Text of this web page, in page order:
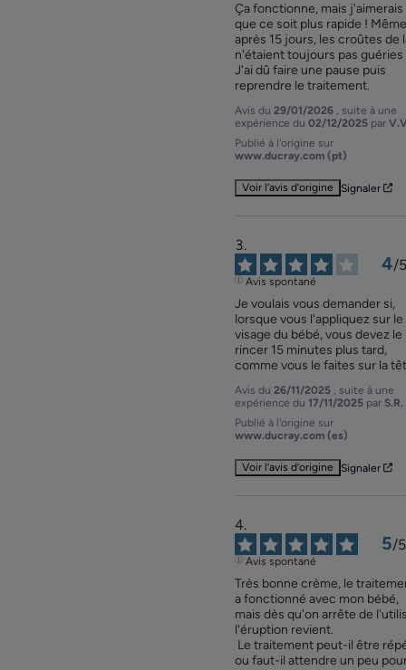
Ça fonctionne, mais j'aimerais
que ce soit plus rapide ! Même
après 15 jours, les croûtes de
n'étaient toujours pas guéries
J'ai dû faire une pause puis
reprendre le traitement.
Avis du 29/01/2026 , suite à une
expérience du 02/12/2025 par
Publié à l'origine sur
www.ducray.com (pt)
Voir l’avis d’origine Signaler
4/5
Avis spontané
Je voulais vous demander si,
lorsque vous l'appliquez sur le
visage du bébé, vous devez le
rincer 15 minutes plus tard,
comme vous le faites sur la
Avis du 26/11/2025 , suite à une
expérience du 17/11/2025 par S.R.
Publié à l'origine sur
www.ducray.com (es)
Voir l’avis d’origine Signaler
5/5
Avis spontané
Très bonne crème, le
a fonctionné avec mon bébé,
mais dès qu'on arrête de
l'éruption revient.
ou faut-il attendre un peu